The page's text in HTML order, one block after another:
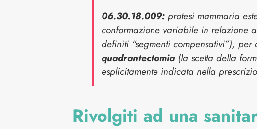
06.30.18.009:protesi mammaria
conformazione variabile in relazione
definiti “segmenti compensativi”),
quadrantectomia(la scelta della
esplicitamente indicata nella
Rivolgiti ad una